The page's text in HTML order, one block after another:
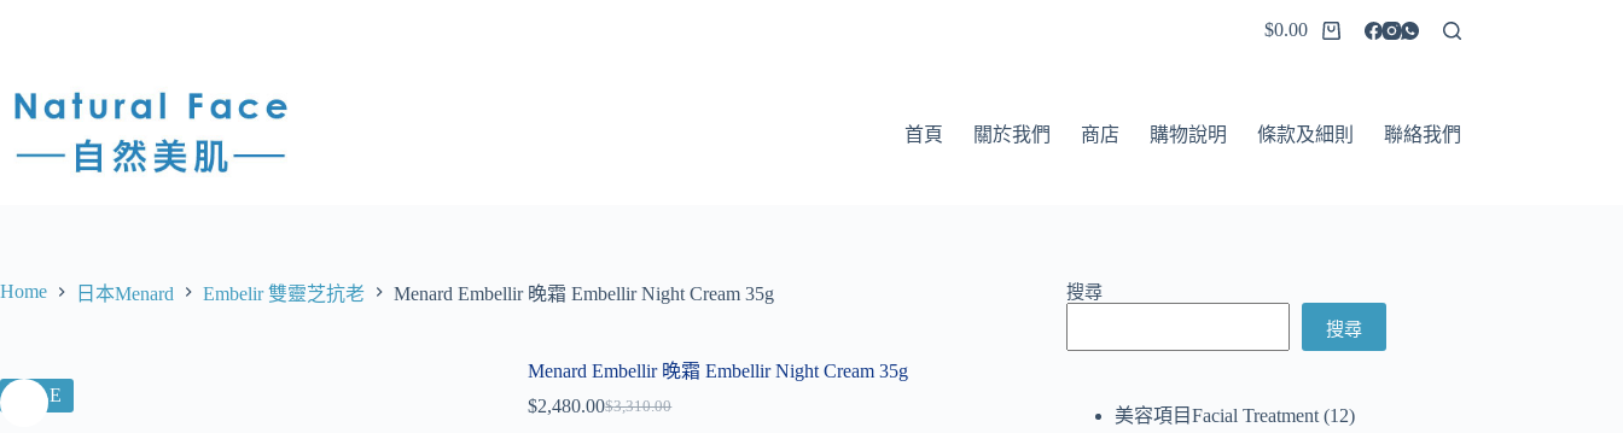
$0.00
首頁 關於我們 商店 購物說明 條款及細則 聯絡我們
Home 日本Menard Embelir 雙靈芝抗老 Menard Embellir 晚霜 Embellir Night Cream 35g
SALE
Menard Embellir 晚霜 Embellir Night Cream 35g
$3,310.00
$2,480.00
搜尋
搜尋
美容項目Facial Treatment 12